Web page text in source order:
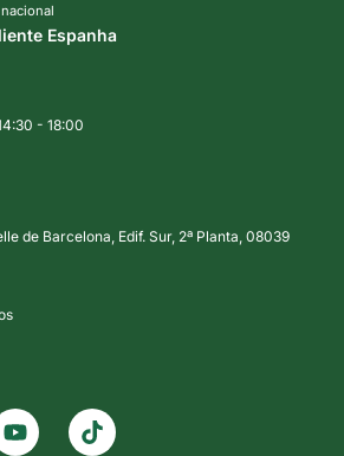
Espanha
- 18:00
de Barcelona, Edif. Sur, 2ª Planta, 08039